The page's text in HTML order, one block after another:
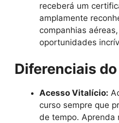
receberá um
amplamente
companhias
oportunidades
Diferenciais
Acesso Vitalício:
curso sempre que
de tempo. Aprenda